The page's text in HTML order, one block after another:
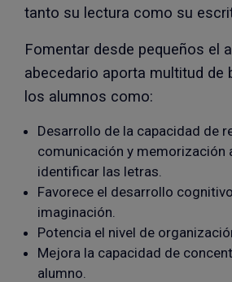
tanto su lectura como su
Fomentar desde pequeños el
abecedario aporta multitud de
los alumnos como:
Desarrollo de la capacidad de
comunicación y memorización
identificar las letras.
Favorece el desarrollo
imaginación.
Potencia el nivel de
Mejora la capacidad de
alumno.